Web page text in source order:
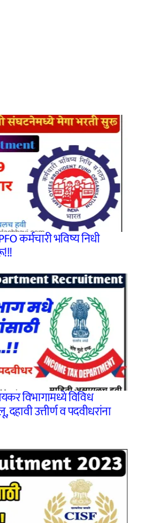
कर्मचारी भविष्य निधी
विभागामध्ये विविध
उत्तीर्ण व पदवीधरांना